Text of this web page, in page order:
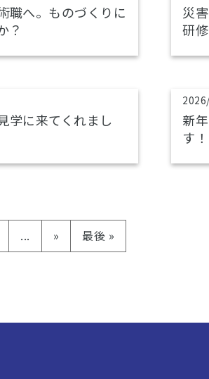
職へ。ものづくりに
？
災
研
学に来てくれまし
新
す！
... » 最後 »